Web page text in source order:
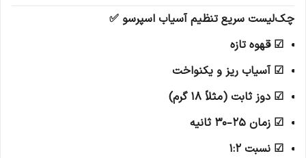
چک‌لیست سریع تنظیم آسیاب اسپرسو ✅
☑ قهوه تازه
☑ آسیاب ریز و یکنواخت
☑ دوز ثابت (مثلاً 18 گرم)
☑ زمان 25–30 ثانیه
☑ نسبت 1:2